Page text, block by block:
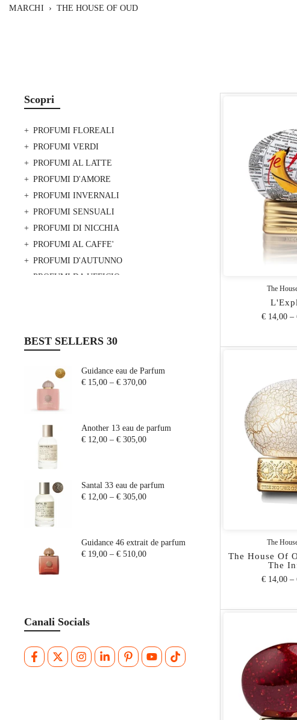
MARCHI ›THE HOUSE OF OUD
The
€ 14,00 –
The
The House Of
The
€ 14,00 –
Scopri
PROFUMI FLOREALI
PROFUMI VERDI
PROFUMI AL LATTE
PROFUMI D'AMORE
PROFUMI INVERNALI
PROFUMI SENSUALI
PROFUMI DI NICCHIA
PROFUMI AL CAFFE'
PROFUMI D'AUTUNNO
PROFUMI DA UFFICIO
PROFUMI GOURMAND
PROFUMI MARINI
PROFUMI PER INGREDIENTE
PROFUMI ITALIANI
PROFUMI INGLESI
PROFUMI ORIENTALI
PROFUMI DA CERIMONIA
SAMPLES
BEST SELLERS 30
Guidance eau de Parfum
€ 15,00 – € 370,00
Another 13 eau de parfum
€ 12,00 – € 305,00
Santal 33 eau de parfum
€ 12,00 – € 305,00
Guidance 46 extrait de parfum
€ 19,00 – € 510,00
Canali Socials